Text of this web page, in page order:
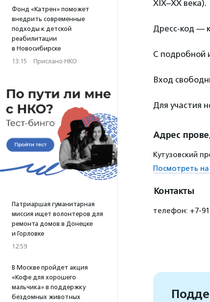
Фонд «Катрен» поможет
внедрить современные
подходы к детской
реабилитации
в Новосибирске
13:15 · Прислано НКО
Патриаршая гуманитарная
миссия ищет волонтеров для
ремонта домов в Донецке
и Горловке
12:59
В Москве пройдет акция
«Кофе для хорошего
мальчика» в поддержку
бездомных животных
XIX–XX века).
Дресс-код —
С подробной
Вход
Для участия
Адрес
Кутузовский
Посмотреть на
Контакты
телефон: +7-